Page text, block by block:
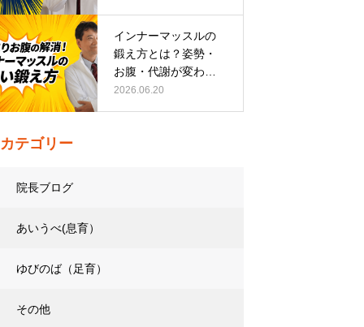
インナーマッスルの
鍛え方とは？姿勢・
お腹・代謝が変わる
トレーニング…
2026.06.20
カテゴリー
院長ブログ
あいうべ(息育）
ゆびのば（足育）
その他